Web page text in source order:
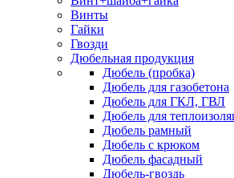
Винты
Гайки
Гвозди
Дюбельная продукция
Дюбель (пробка)
Дюбель для газобетона
Дюбель для ГКЛ, ГВЛ
Дюбель для
Дюбель рамный
Дюбель с крюком
Дюбель фасадный
Дюбель-гвоздь